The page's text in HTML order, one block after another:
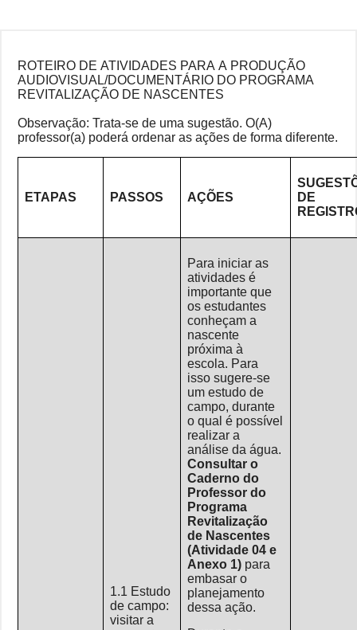
ROTEIRO DE ATIVIDADES PARA A PRODUÇÃO
AUDIOVISUAL/DOCUMENTÁRIO DO PROGRAMA
REVITALIZAÇÃO DE NASCENTES
Observação: Trata-se de uma sugestão. O(A)
professor(a) poderá ordenar as ações de forma diferente.
ETAPAS PASSOS AÇÕES
DE
1.1 Estudo
de campo:
visitar a
Para iniciar as
atividades é
importante que
os estudantes
conheçam a
nascente
próxima à
escola. Para
isso sugere-se
um estudo de
campo, durante
o qual é possível
realizar a
análise da água.
Consultar o
Caderno do
Professor do
Programa
Revitalização
de Nascentes
(Atividade 04 e
Anexo 1) para
embasar o
planejamento
dessa ação.